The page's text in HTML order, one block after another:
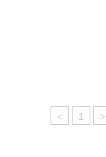
< 1 >